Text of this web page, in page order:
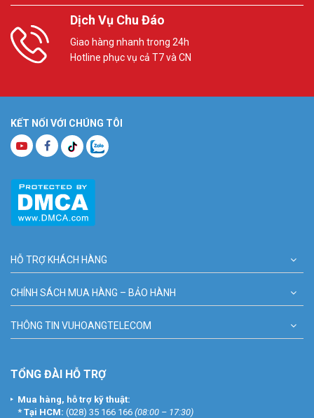
Dịch Vụ Chu Đáo
Giao hàng nhanh trong 24h
Hotline phục vụ cả T7 và CN
KẾT NỐI VỚI CHÚNG TÔI
HỖ TRỢ KHÁCH HÀNG
CHÍNH SÁCH MUA HÀNG – BẢO HÀNH
THÔNG TIN VUHOANGTELECOM
TỔNG ĐÀI HỖ TRỢ
Mua hàng, hỗ trợ kỹ thuật:
* Tại HCM: (028) 35 166 166 (08:00 – 17:30)